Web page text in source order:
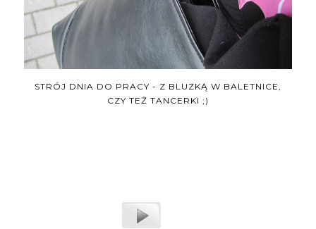
STRÓJ DNIA DO PRACY - Z BLUZKĄ W BALETNICE,
CZY TEŻ TANCERKI ;)